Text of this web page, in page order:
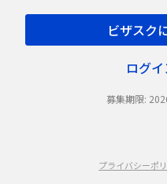
ビザスク
ログ
募集期限:
プライバシーポ